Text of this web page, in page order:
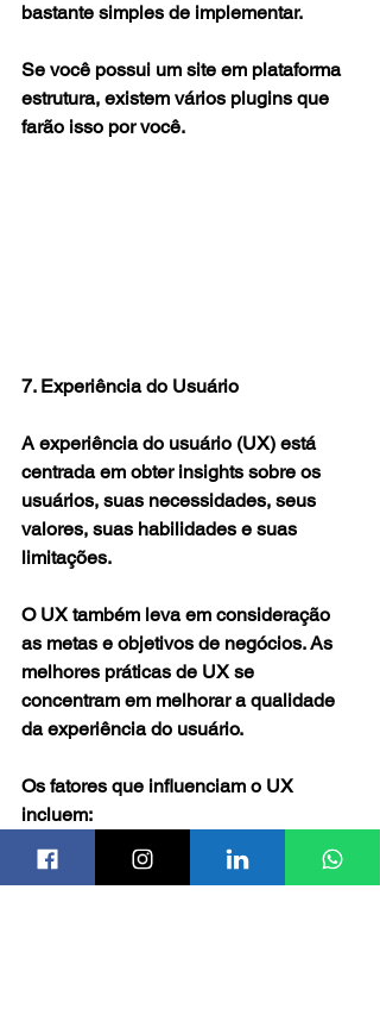
bastante simples de implementar.
Se você possui um site em plataforma
estrutura, existem vários plugins que
farão isso por você.
7. Experiência do Usuário
A experiência do usuário (UX) está
centrada em obter insights sobre os
usuários, suas necessidades, seus
valores, suas habilidades e suas
limitações.
O UX também leva em consideração
as metas e objetivos de negócios. As
melhores práticas de UX se
concentram em melhorar a qualidade
da experiência do usuário.
Os fatores que influenciam o UX
incluem:
Utilidade: seu conteúdo precisa